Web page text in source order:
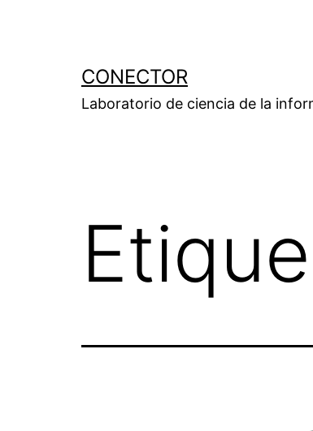
CONECTOR
Laboratorio de ciencia de la